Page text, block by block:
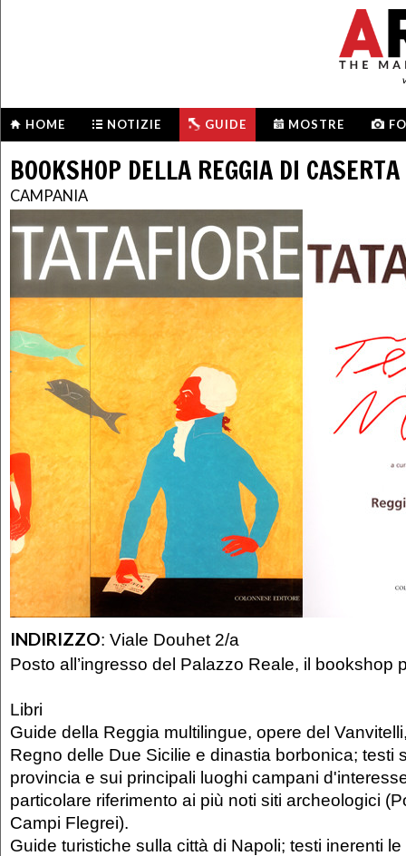
HOME NOTIZIE GUIDE MOSTRE
BOOKSHOP DELLA REGGIA DI CASERTA
CAMPANIA
INDIRIZZO: Viale Douhet 2/a
Posto all’ingresso del Palazzo Reale, il bookshop
Libri
Guide della Reggia multilingue, opere del
Regno delle Due Sicilie e dinastia borbonica; testi
provincia e sui principali luoghi campani
particolare riferimento ai più noti siti archeologici
Campi Flegrei).
Guide turistiche sulla città di Napoli; testi inerenti